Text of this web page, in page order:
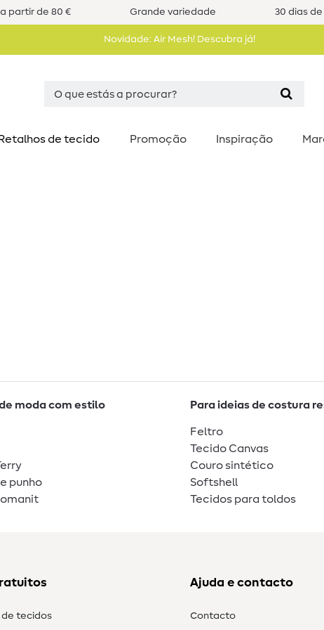
partir de 80 € Grande variedade 30 dias
Novidade: Air Mesh! Descubra já!
Retalhos de tecido Promoção Inspiração
moda com estilo
punho
Para ideias de costura
Feltro
Tecido Canvas
Couro sintético
Softshell
Tecidos para toldos
de tecidos
Ajuda e contacto
Contacto